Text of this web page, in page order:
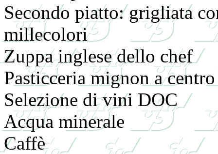
Secondo piatto: grigliata
millecolori
Zuppa inglese dello chef
Pasticceria mignon a
Selezione di vini DOC
Acqua minerale
Caffè